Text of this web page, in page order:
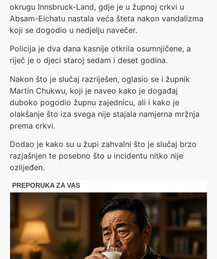
okrugu Innsbruck-Land, gdje je u župnoj crkvi u
Absam-Eichatu nastala veća šteta nakon vandalizma
koji se dogodio u nedjelju navečer.
Policija je dva dana kasnije otkrila osumnjičene, a
riječ je o djeci staroj sedam i deset godina.
Nakon što je slučaj razriješen, oglasio se i župnik
Martin Chukwu, koji je naveo kako je događaj
duboko pogodio župnu zajednicu, ali i kako je
olakšanje što iza svega nije stajala namjerna mržnja
prema crkvi.
Dodao je kako su u župi zahvalni što je slučaj brzo
razjašnjen te posebno što u incidentu nitko nije
ozlijeđen.